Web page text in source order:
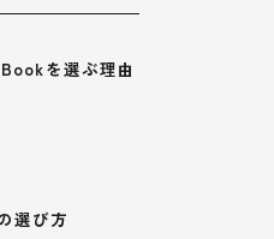
を選ぶ理由
選び方